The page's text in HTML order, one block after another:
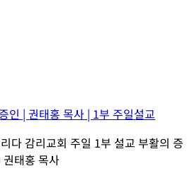
인 | 권태홍 목사 | 1부 주일설교
다 감리교회 주일 1부 설교 부활의 증
태홍 목사